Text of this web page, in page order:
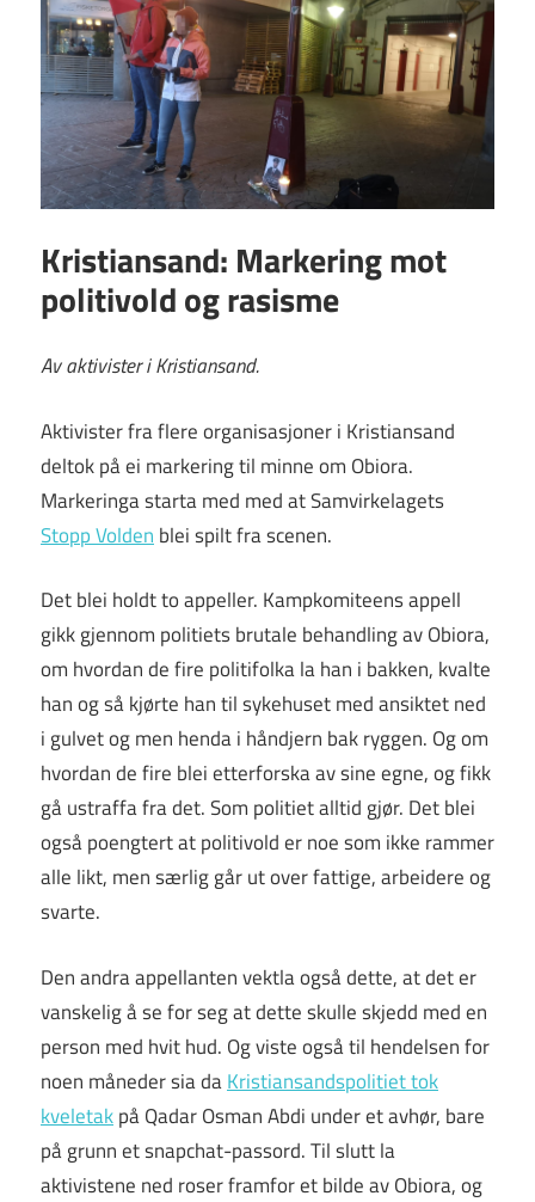
Kristiansand: Markering mot
politivold og rasisme
Av aktivister i Kristiansand.
Aktivister fra flere organisasjoner i Kristiansand
deltok på ei markering til minne om Obiora.
Markeringa starta med med at Samvirkelagets
Stopp Volden blei spilt fra scenen.
Det blei holdt to appeller. Kampkomiteens appell
gikk gjennom politiets brutale behandling av Obiora,
om hvordan de fire politifolka la han i bakken, kvalte
han og så kjørte han til sykehuset med ansiktet ned
i gulvet og men henda i håndjern bak ryggen. Og om
hvordan de fire blei etterforska av sine egne, og fikk
gå ustraffa fra det. Som politiet alltid gjør. Det blei
også poengtert at politivold er noe som ikke rammer
alle likt, men særlig går ut over fattige, arbeidere og
svarte.
Den andra appellanten vektla også dette, at det er
vanskelig å se for seg at dette skulle skjedd med en
person med hvit hud. Og viste også til hendelsen for
noen måneder sia daKristiansandspolitiet tok
kveletakpå Qadar Osman Abdi under et avhør, bare
på grunn et snapchat-passord. Til slutt la
aktivistene ned roser framfor et bilde av Obiora, og